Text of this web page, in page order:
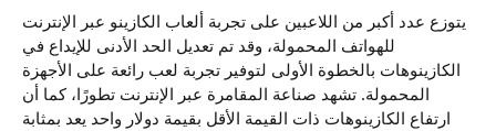
يتوزع عدد أكبر من اللاعبين على تجربة ألعاب الكازينو عبر الإنترنت
للهواتف المحمولة، وقد تم تعديل الحد الأدنى للإيداع في
الكازينوهات بالخطوة الأولى لتوفير تجربة لعب رائعة على الأجهزة
المحمولة. تشهد صناعة المقامرة عبر الإنترنت تطورًا، كما أن
ارتفاع الكازينوهات ذات القيمة الأقل بقيمة دولار واحد يعد بمثابة